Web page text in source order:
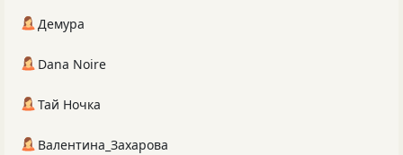
Демура
Dana Noire
Тай Ночка
Валентина_Захарова